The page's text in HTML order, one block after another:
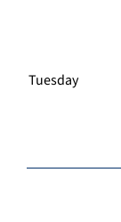
Tuesday